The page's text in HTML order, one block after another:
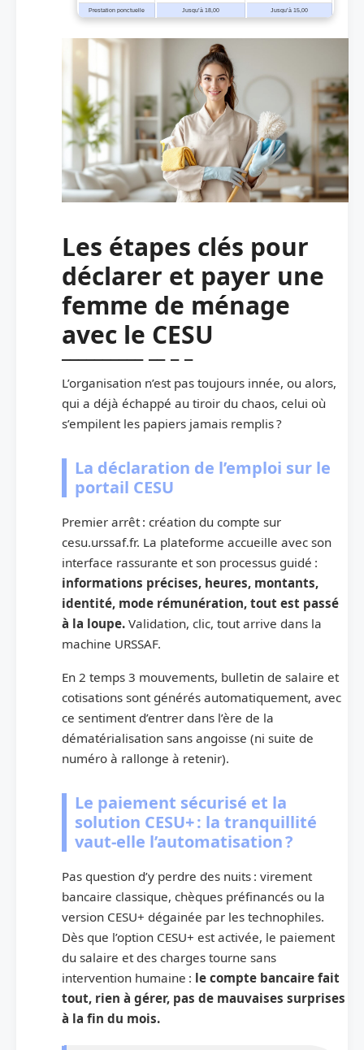
Prestation ponctuelle Jusqu’à 18,00 Jusqu’à 15,00
Les étapes clés pour
déclarer et payer une
femme de ménage
avec le CESU
L’organisation n’est pas toujours innée, ou alors,
qui a déjà échappé au tiroir du chaos, celui où
s’empilent les papiers jamais remplis ?
La déclaration de l’emploi sur le
portail CESU
Premier arrêt : création du compte sur
cesu.urssaf.fr. La plateforme accueille avec son
interface rassurante et son processus guidé :
informations précises, heures, montants,
identité, mode rémunération, tout est passé
à la loupe. Validation, clic, tout arrive dans la
machine URSSAF.
En 2 temps 3 mouvements, bulletin de salaire et
cotisations sont générés automatiquement, avec
ce sentiment d’entrer dans l’ère de la
dématérialisation sans angoisse (ni suite de
numéro à rallonge à retenir).
Le paiement sécurisé et la
solution CESU+ : la tranquillité
vaut-elle l’automatisation ?
Pas question d’y perdre des nuits : virement
bancaire classique, chèques préfinancés ou la
version CESU+ dégainée par les technophiles.
Dès que l’option CESU+ est activée, le paiement
du salaire et des charges tourne sans
intervention humaine : le compte bancaire fait
tout, rien à gérer, pas de mauvaises surprises
à la fin du mois.